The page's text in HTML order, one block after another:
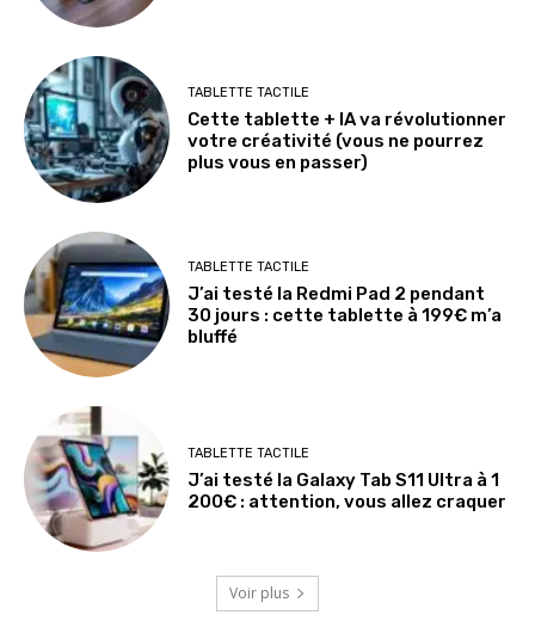
TABLETTE TACTILE
Cette tablette + IA va révolutionner
votre créativité (vous ne pourrez
plus vous en passer)
TABLETTE TACTILE
J’ai testé la Redmi Pad 2 pendant
30 jours : cette tablette à 199€ m’a
bluffé
TABLETTE TACTILE
J’ai testé la Galaxy Tab S11 Ultra à 1
200€ : attention, vous allez craquer
Voir plus